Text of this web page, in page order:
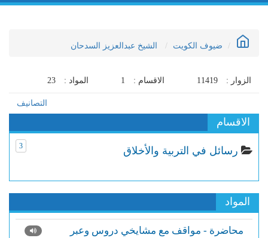
ضيوف الكويت الشيخ عبدالعزيز السدحان
الزوار : 11419 الاقسام : 1 المواد : 23
التصانيف
الاقسام
رسائل في التربية والأخلاق 3
المواد
محاضرة - مواقف مع مشايخي دروس وعبر